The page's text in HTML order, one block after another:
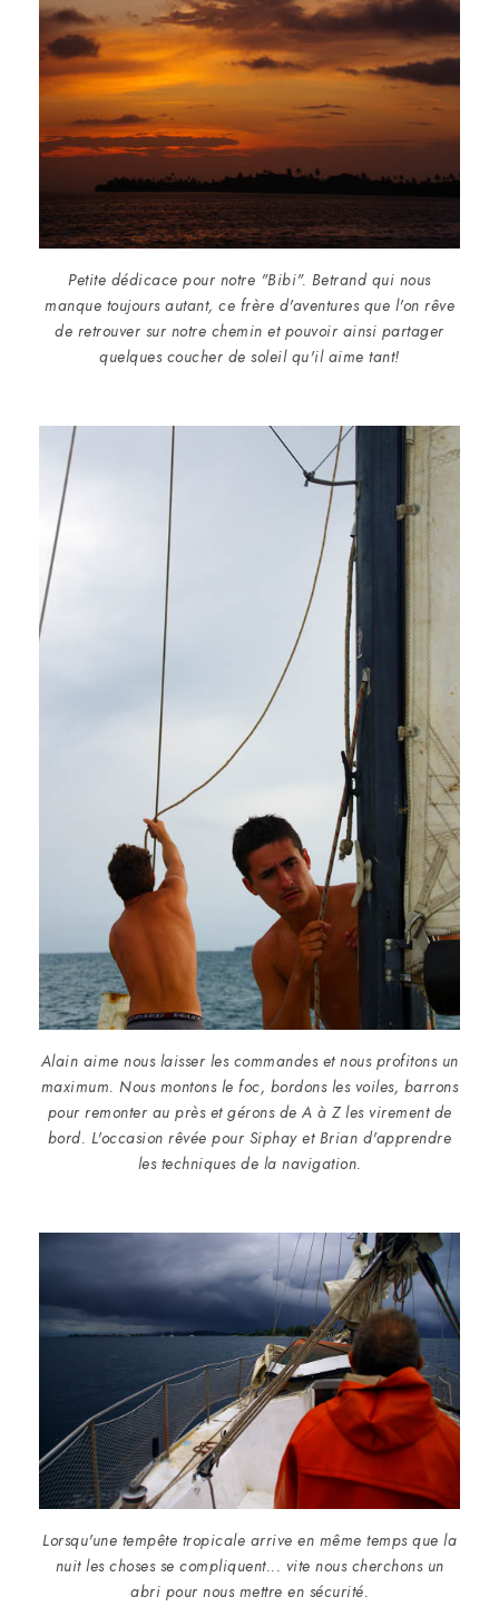
Petite dédicace pour notre "Bibi". Betrand qui nous
manque toujours autant, ce frère d'aventures que l'on rêve
de retrouver sur notre chemin et pouvoir ainsi partager
quelques coucher de soleil qu'il aime tant!
Alain aime nous laisser les commandes et nous profitons un
maximum. Nous montons le foc, bordons les voiles, barrons
pour remonter au près et gérons de A à Z les virement de
bord. L'occasion rêvée pour Siphay et Brian d'apprendre
les techniques de la navigation.
Lorsqu'une tempête tropicale arrive en même temps que la
nuit les choses se compliquent... vite nous cherchons un
abri pour nous mettre en sécurité.